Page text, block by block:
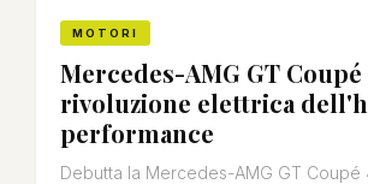
MOTORI
Mercedes-AMG GT Coupé
rivoluzione elettrica
performance
Debutta la Mercedes-AMG GT Coupé